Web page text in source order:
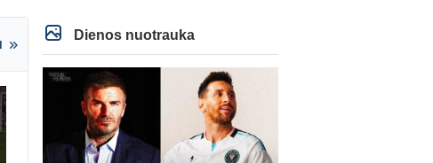
Dienos nuotrauka